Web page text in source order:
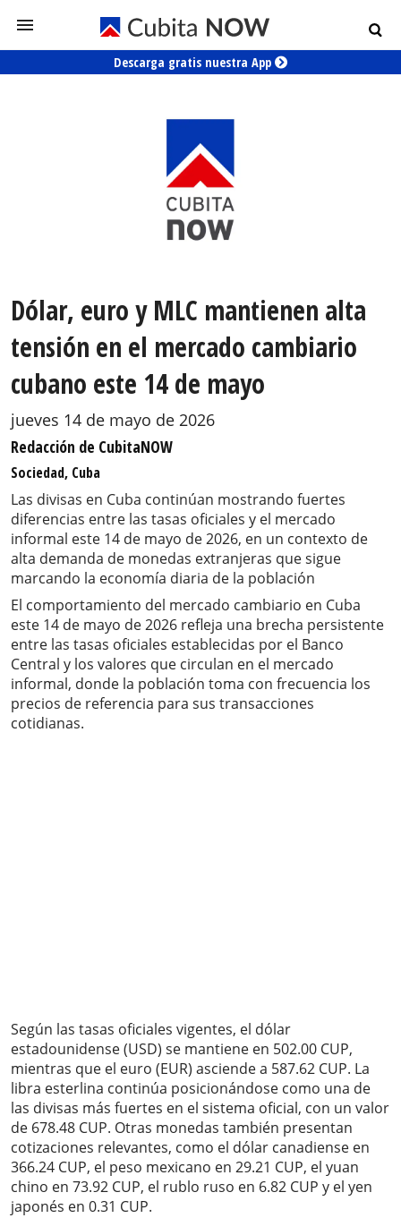
Descarga gratis nuestra App
Dólar, euro y MLC mantienen alta
tensión en el mercado cambiario
cubano este 14 de mayo
jueves 14 de mayo de 2026
Redacción de CubitaNOW
Sociedad, Cuba
Las divisas en Cuba continúan mostrando fuertes
diferencias entre las tasas oficiales y el mercado
informal este 14 de mayo de 2026, en un contexto de
alta demanda de monedas extranjeras que sigue
marcando la economía diaria de la población
El comportamiento del mercado cambiario en Cuba
este 14 de mayo de 2026 refleja una brecha persistente
entre las tasas oficiales establecidas por el Banco
Central y los valores que circulan en el mercado
informal, donde la población toma con frecuencia los
precios de referencia para sus transacciones
cotidianas.
Según las tasas oficiales vigentes, el dólar
estadounidense (USD) se mantiene en 502.00 CUP,
mientras que el euro (EUR) asciende a 587.62 CUP. La
libra esterlina continúa posicionándose como una de
las divisas más fuertes en el sistema oficial, con un valor
de 678.48 CUP. Otras monedas también presentan
cotizaciones relevantes, como el dólar canadiense en
366.24 CUP, el peso mexicano en 29.21 CUP, el yuan
chino en 73.92 CUP, el rublo ruso en 6.82 CUP y el yen
japonés en 0.31 CUP.